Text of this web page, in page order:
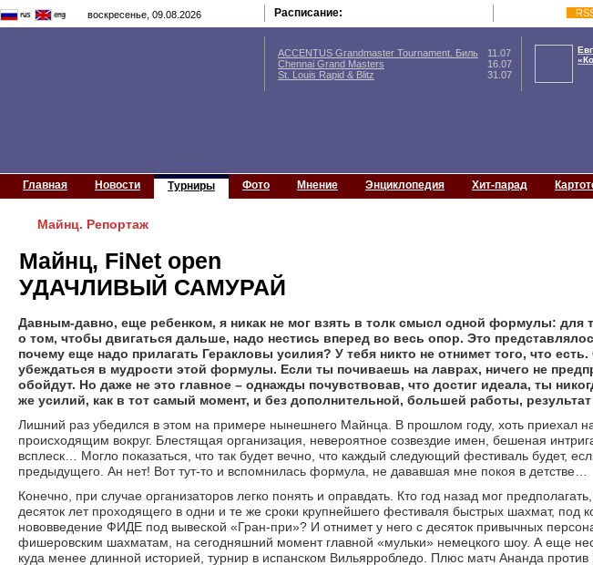
воскресенье, 09.08.2026 Расписание:
ACCENTUS Grandmaster Tournament. Биль
11.07
Chennai Grand Masters
16.07
St. Louis Rapid & Blitz
31.07
Главная Новости Турниры Фото Мнение Энциклопедия Хит-парад
Майнц. Репортаж
Майнц, FiNet open
УДАЧЛИВЫЙ САМУРАЙ
Давным-давно, еще ребенком, я никак не мог взять в толк смысл одной формулы: для
о том, чтобы двигаться дальше, надо нестись вперед во весь опор. Это
почему еще надо прилагать Геракловы усилия? У тебя никто не отнимет того, что
убеждаться в мудрости этой формулы. Если ты почиваешь на лаврах, ничего не
обойдут. Но даже не это главное – однажды почувствовав, что достиг идеала, ты
же усилий, как в тот самый момент, и без дополнительной, большей работы, результат
Лишний раз убедился в этом на примере нынешнего Майнца. В прошлом году, хоть приехал
происходящим вокруг. Блестящая организация, невероятное созвездие имен, бешеная
всплеск… Могло показаться, что так будет вечно, что каждый следующий фестиваль будет,
предыдущего. Ан нет! Вот тут-то и вспомнилась формула, не дававшая мне покоя в детстве…
Конечно, при случае организаторов легко понять и оправдать. Кто год назад мог
десяток лет проходящего в одни и те же сроки крупнейшего фестиваля быстрых шахмат, под
нововведение ФИДЕ под вывеской «Гран-при»? И отнимет у него с десяток привычных
фишеровским шахматам, на сегодняшний момент главной «мульки» немецкого шоу. А еще
куда менее длинной историей, турнир в испанском Вильярробледо. Плюс матч Ананда